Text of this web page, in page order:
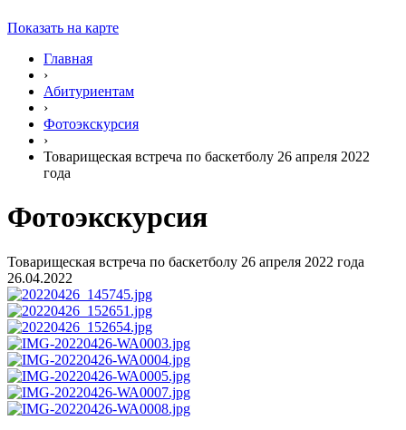
Показать на карте
Главная
›
Абитуриентам
›
Фотоэкскурсия
›
Товарищеская встреча по баскетболу 26 апреля 2022
года
Фотоэкскурсия
Товарищеская встреча по баскетболу 26 апреля 2022 года
26.04.2022